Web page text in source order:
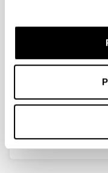
2010
Ghost in Armour.
Descripción:
Bilbao, Fundación